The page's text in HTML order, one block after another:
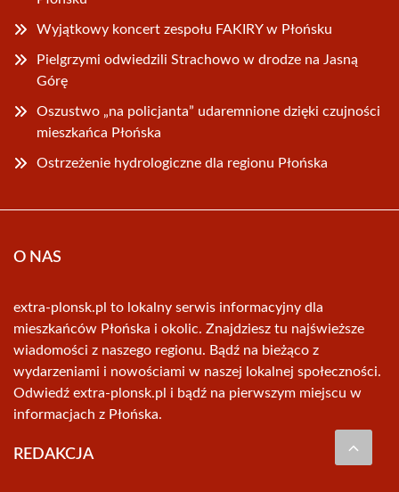
Wyjątkowy koncert zespołu FAKIRY w Płońsku
Pielgrzymi odwiedzili Strachowo w drodze na Jasną
Górę
Oszustwo „na policjanta” udaremnione dzięki czujności
mieszkańca Płońska
Ostrzeżenie hydrologiczne dla regionu Płońska
O NAS
extra-plonsk.pl to lokalny serwis informacyjny dla
mieszkańców Płońska i okolic. Znajdziesz tu najświeższe
wiadomości z naszego regionu. Bądź na bieżąco z
wydarzeniami i nowościami w naszej lokalnej społeczności.
Odwiedź extra-plonsk.pl i bądź na pierwszym miejscu w
informacjach z Płońska.
REDAKCJA